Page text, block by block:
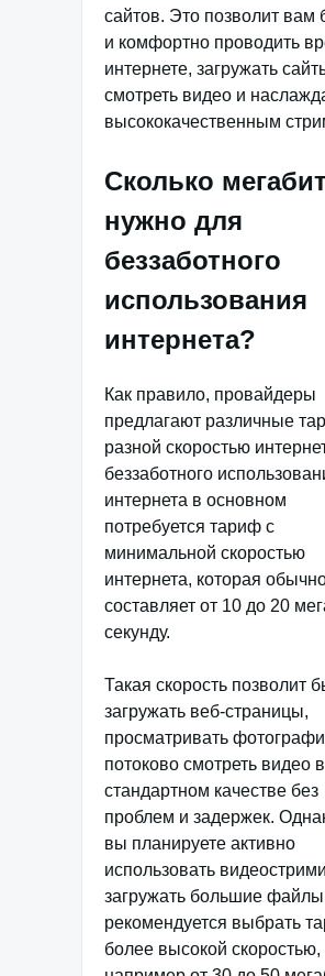
сайтов. Это позволит вам
и комфортно проводить
интернете, загружать
смотреть видео и
высококачественным
Сколько мегабит
нужно для
беззаботного
использования
интернета?
Как правило, провайдеры
предлагают различные
разной скоростью
беззаботного
интернета в основном
потребуется тариф с
минимальной скоростью
интернета, которая
составляет от 10 до 20
секунду.
Такая скорость позволит
загружать веб-страницы,
просматривать
потоково смотреть видео в
стандартном качестве без
проблем и задержек.
вы планируете активно
использовать
загружать большие
рекомендуется выбрать
более высокой скоростью,